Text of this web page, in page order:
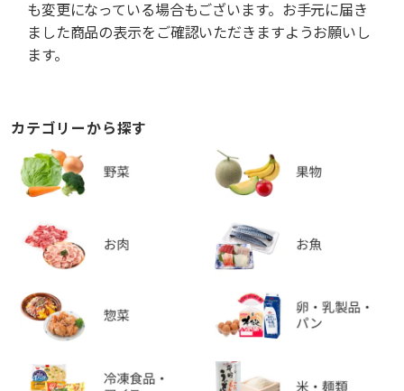
も変更になっている場合もございます。お手元に届き
ました商品の表示をご確認いただきますようお願いし
ます。
カテゴリーから探す